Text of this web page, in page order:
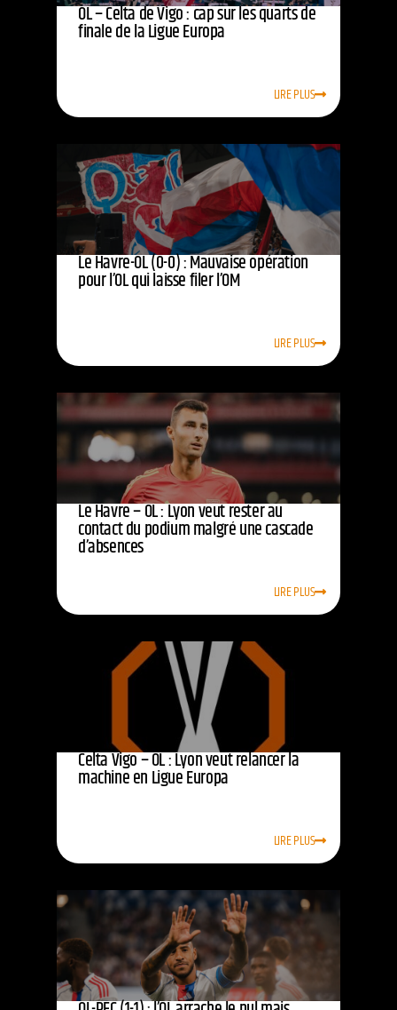
OL – Celta de Vigo : cap sur les quarts de
finale de la Ligue Europa
LIRE PLUS
Le Havre-OL (0-0) : Mauvaise opération
pour l’OL qui laisse filer l’OM
LIRE PLUS
Le Havre – OL : Lyon veut rester au
contact du podium malgré une cascade
d’absences
LIRE PLUS
Celta Vigo – OL : Lyon veut relancer la
machine en Ligue Europa
LIRE PLUS